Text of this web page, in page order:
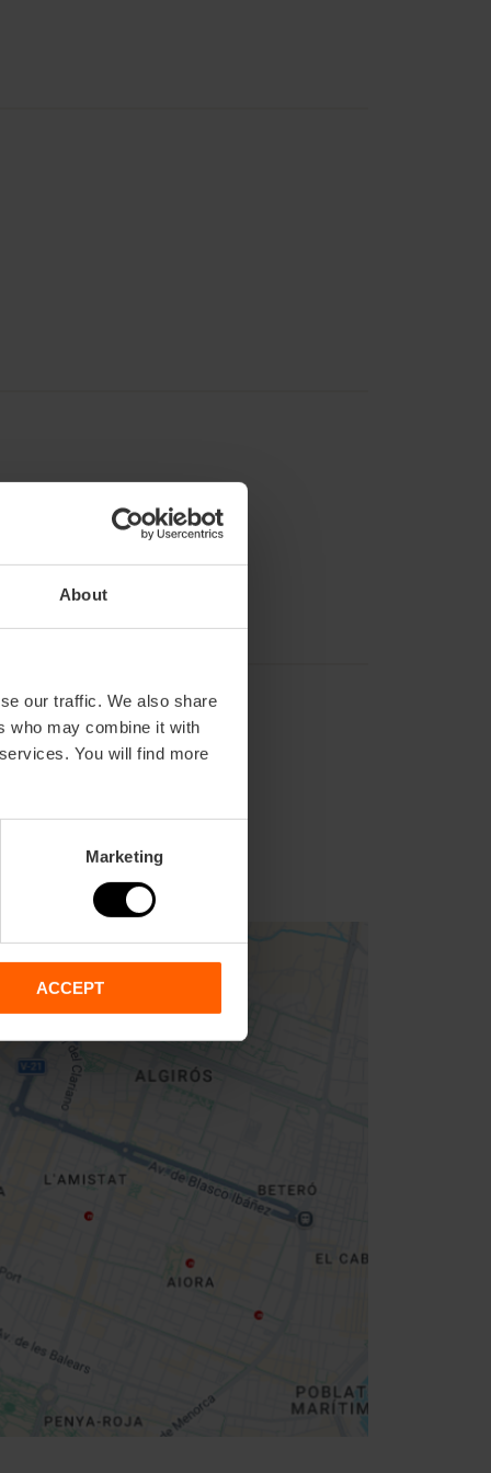
About
our traffic. We also share
who may combine it with
You will find more
Marketing
ACCEPT